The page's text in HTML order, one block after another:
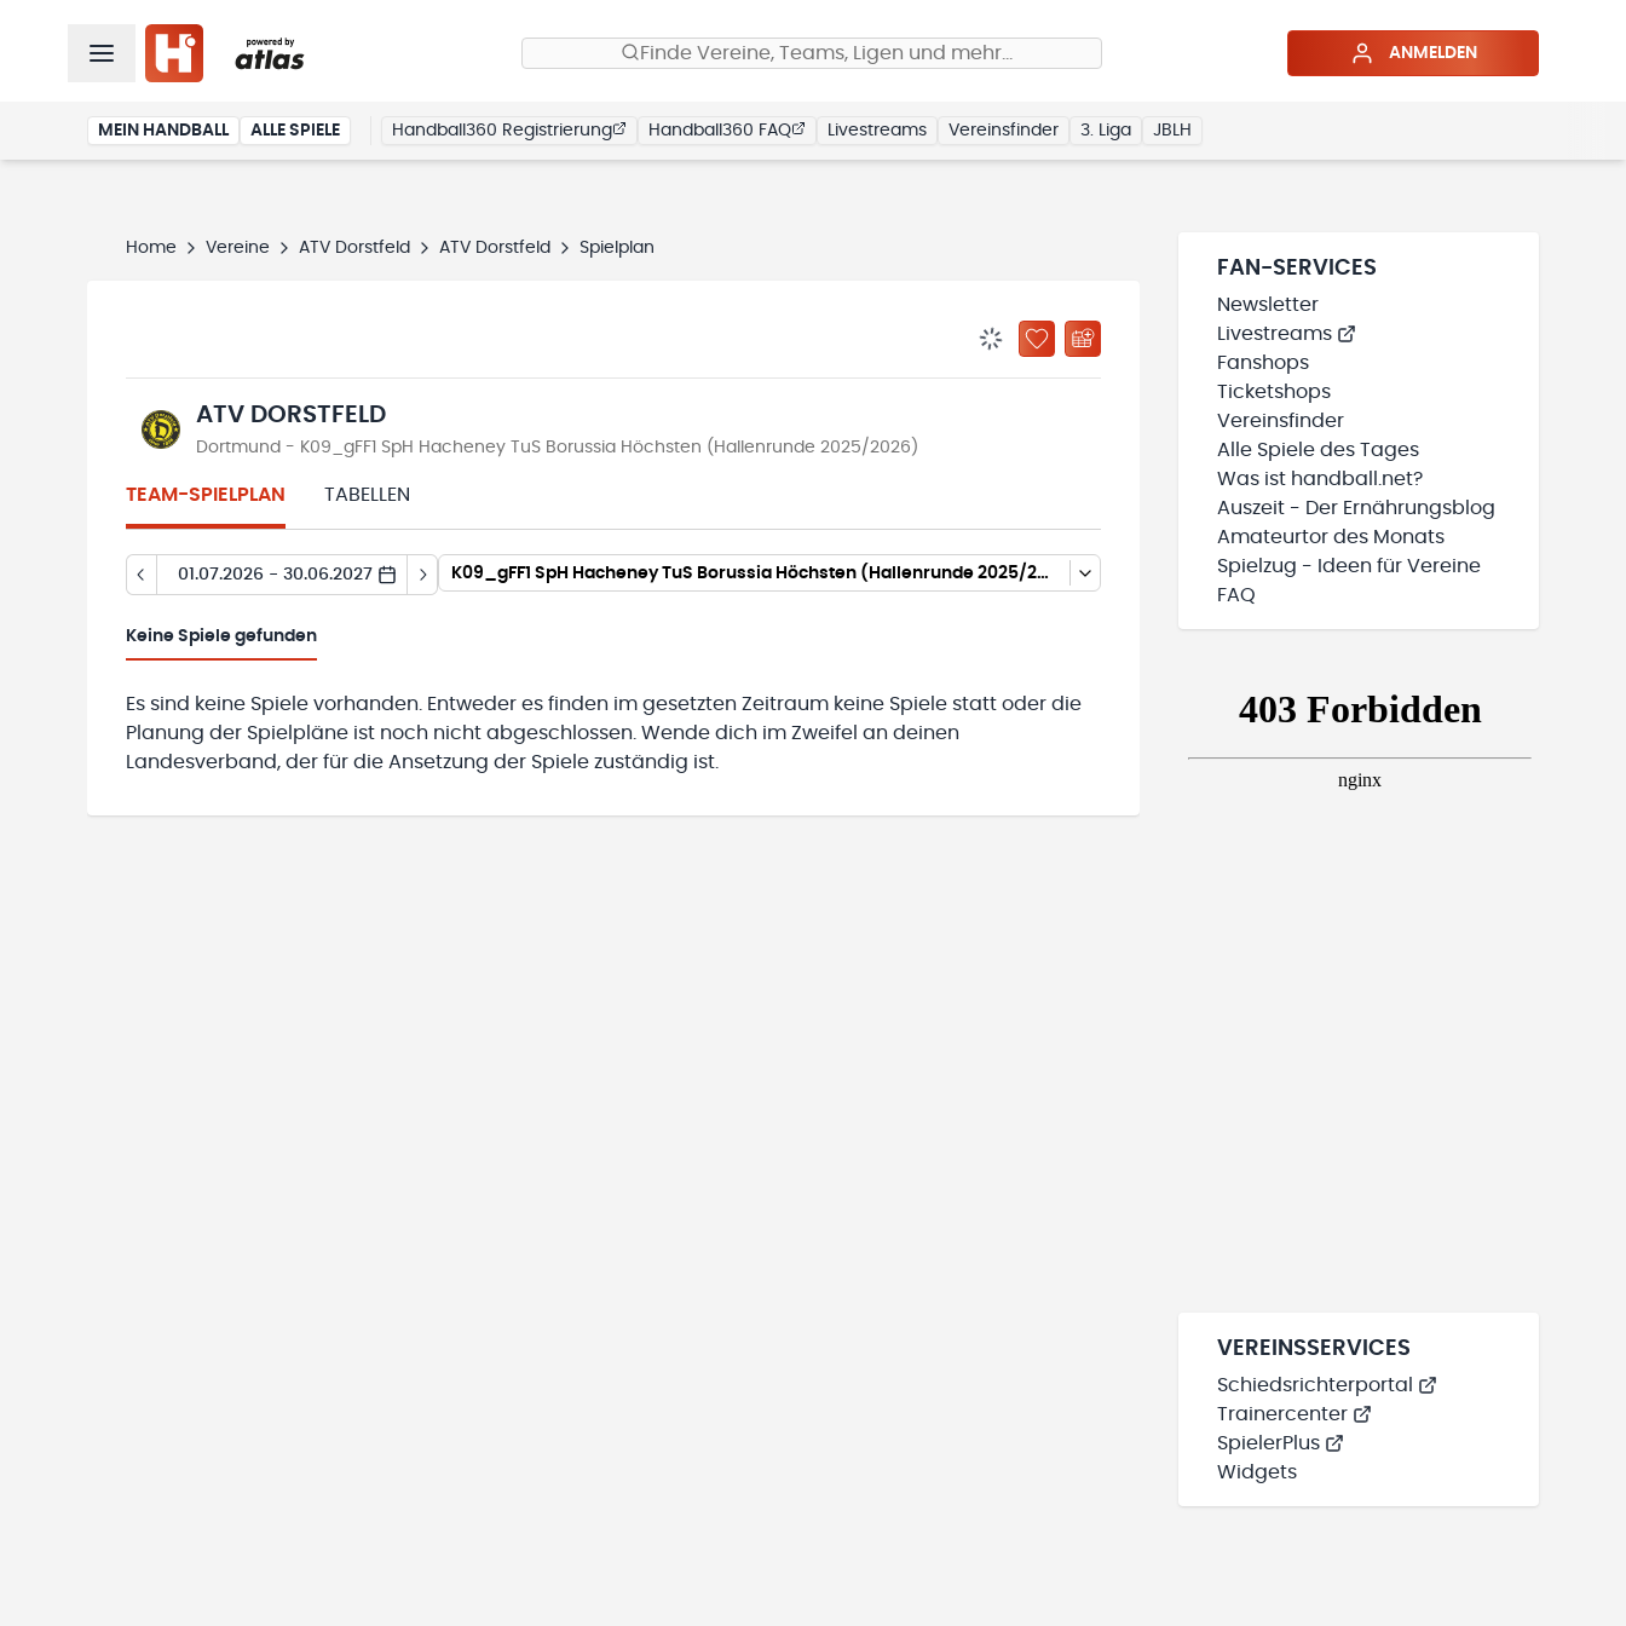
Finde Vereine, Teams, Ligen und mehr… ANMELDEN
MEIN HANDBALL ALLE SPIELE Handball360 Registrierung Handball360 FAQ Livestreams Vereinsfinder 3. Liga JBLH
Home Vereine ATV Dorstfeld ATV Dorstfeld Spielplan
BENACHRICHTIGUNGSSTATUS WIRD GELADEN
ZU „MEINE TEAMS“ HINZUFÜGEN
ATV DORSTFELD
Dortmund - K09_gFF1 SpH Hacheney TuS Borussia Höchsten (Hallenrunde 2025/2026)
TEAM-SPIELPLAN TABELLEN
01.07.2026 - 30.06.2027 K09_gFF1 SpH Hacheney TuS Borussia Höchsten (Hallenrunde 2025/2026)
Keine Spiele gefunden
Es sind keine Spiele vorhanden. Entweder es finden im gesetzten Zeitraum keine Spiele statt oder die
Planung der Spielpläne ist noch nicht abgeschlossen. Wende dich im Zweifel an deinen
Landesverband, der für die Ansetzung der Spiele zuständig ist.
FAN-SERVICES
Newsletter
Livestreams
Fanshops
Ticketshops
Vereinsfinder
Alle Spiele des Tages
Was ist handball.net?
Auszeit - Der Ernährungsblog
Amateurtor des Monats
Spielzug - Ideen für Vereine
FAQ
VEREINSSERVICES
Schiedsrichterportal
Trainercenter
SpielerPlus
Widgets